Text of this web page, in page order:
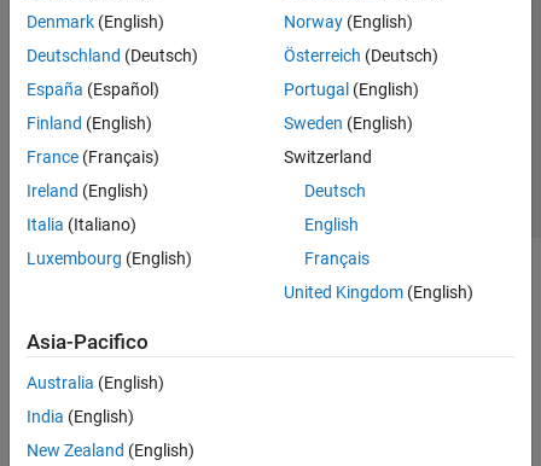
Denmark (English)
Deutschland (Deutsch)
España (Español)
Finland (English)
France (Français)
Ireland (English)
Italia (Italiano)
Luxembourg (English)
Norway(English)
Österreich (Deutsch)
Portugal (English)
Sweden (English)
Switzerland
Deutsch
English
Français
United Kingdom(English)
Asia-Pacifico
Australia (English)
India (English)
New Zealand (English)
Centro di fiducia
Informativa sulla privacy
Antipirateria
Stato dell'applicazione
Contatti
© 1994-2026 The MathWorks, Inc.